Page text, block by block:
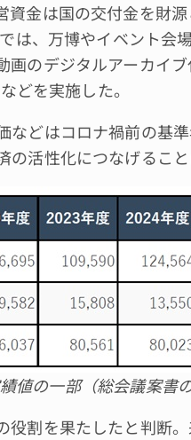
金は国の交付金を財
は、万博やイベント会
画のデジタルアーカイ
どを実施した。
どはコロナ禍前の基
活性化につなげること
値の一部（総会議案書
割を果たしたと判断